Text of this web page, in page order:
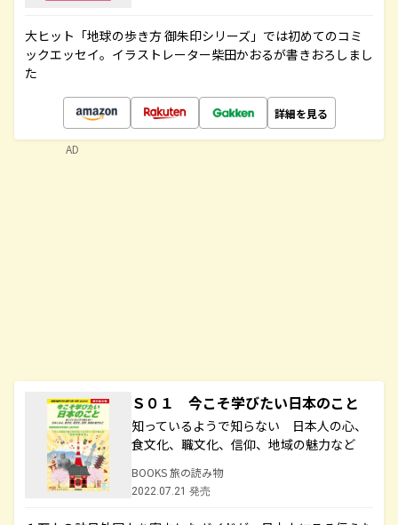
大ヒット「地球の歩き方 御朱印シリーズ」では初めてのコミ
ックエッセイ。イラストレーター柴田かおるが書きおろしまし
た
詳細を見る
Ｓ０１ 今こそ学びたい日本のこと
知っているようで知らない 日本人の心、
食文化、職文化、信仰、地域の魅力など
BOOKS 旅の読み物
2022.07.21 発売
AD